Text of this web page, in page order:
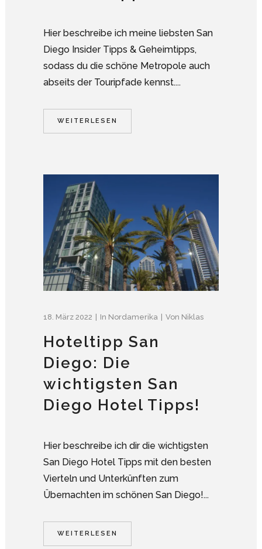
Hier beschreibe ich meine liebsten San
Diego Insider Tipps & Geheimtipps,
sodass du die schöne Metropole auch
abseits der Touripfade kennst....
WEITERLESEN
18. März 2022 In Nordamerika Von Niklas
Hoteltipp San
Diego: Die
wichtigsten San
Diego Hotel Tipps!
Hier beschreibe ich dir die wichtigsten
San Diego Hotel Tipps mit den besten
Vierteln und Unterkünften zum
Übernachten im schönen San Diego!...
WEITERLESEN